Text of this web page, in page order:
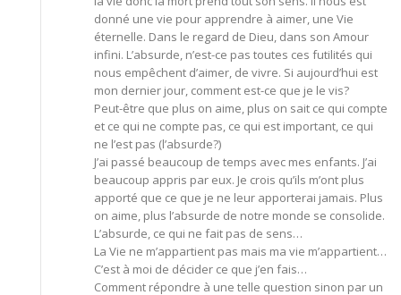
donné une vie pour apprendre à aimer, une Vie
éternelle. Dans le regard de Dieu, dans son Amour
infini. L’absurde, n’est-ce pas toutes ces futilités qui
nous empêchent d’aimer, de vivre. Si aujourd’hui est
mon dernier jour, comment est-ce que je le vis?
Peut-être que plus on aime, plus on sait ce qui compte
et ce qui ne compte pas, ce qui est important, ce qui
ne l’est pas (l’absurde?)
J’ai passé beaucoup de temps avec mes enfants. J’ai
beaucoup appris par eux. Je crois qu’ils m’ont plus
apporté que ce que je ne leur apporterai jamais. Plus
on aime, plus l’absurde de notre monde se consolide.
L’absurde, ce qui ne fait pas de sens…
La Vie ne m’appartient pas mais ma vie m’appartient…
C’est à moi de décider ce que j’en fais…
Comment répondre à une telle question sinon par un